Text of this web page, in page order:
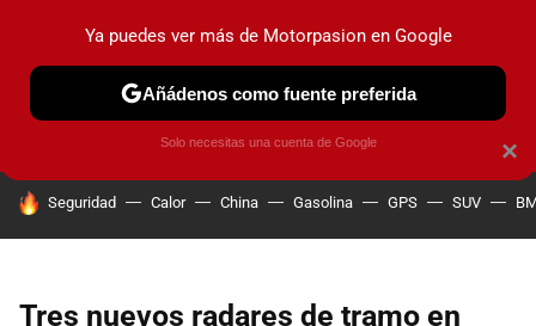
PRUEBAS COCHES ELÉCTRICOS OBSERVATORIO
HOY SE HABLA DE
Seguridad Calor China Gasolina GPS SUV
Tres nuevos radares de tramo en
×
Ya puedes ver más de Motorpasion en Google
Añádenos como fuente preferida
Solo necesitas una cuenta de Google